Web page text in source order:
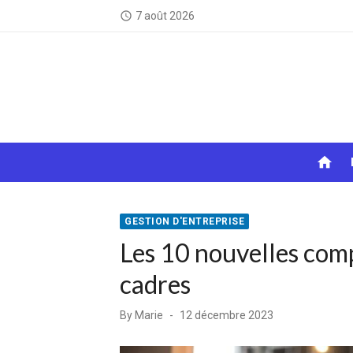
access_time 7 août 2026
home
GESTION D'ENTREPRISE
Les 10 nouvelles
cadres
By Marie
Posted
12 décembre 2023